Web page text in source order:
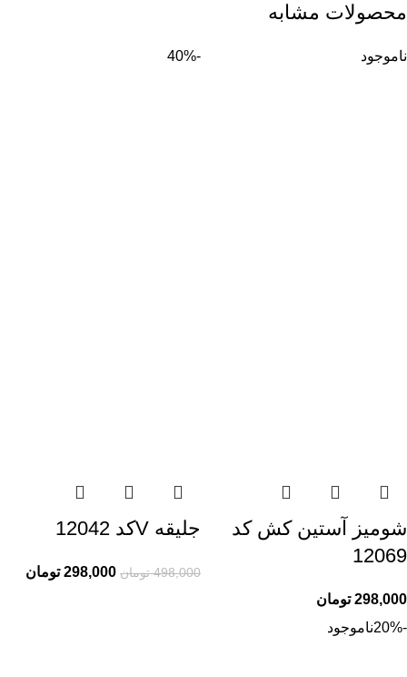
محصولات مشابه
ناموجود
شومیز آستین کش کد
12069
298,000 تومان
-40%
جلیقه Vکد 12042
498,000 تومان 298,000 تومان
-20% ناموجود